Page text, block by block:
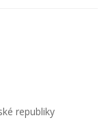
republiky